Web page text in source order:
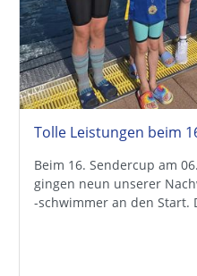
Beim 16. Sendercup am
gingen neun unserer
-schwimmer an den Start.